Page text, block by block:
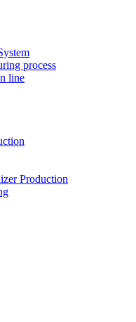
process
line
Production